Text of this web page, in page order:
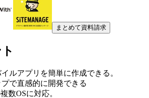
まとめて資料請求
ルアプリを簡単に作成できる。
で直感的に開発できる
数OSに対応。